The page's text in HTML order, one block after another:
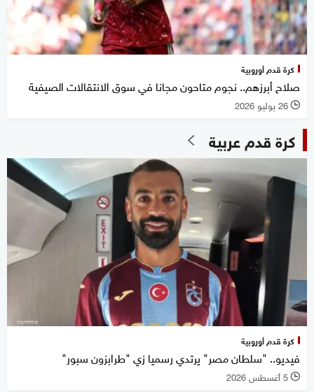
كرة قدم أوروبية
صلاح أبرزهم.. نجوم متاحون مجانا في سوق الانتقالات الصيفية
l 26 يوليو 2026
كرة قدم عربية
كرة قدم أوروبية
فيديو.. "سلطان مصر" يرتدي رسميا زي "طرابزون سبور"
l 5 أغسطس 2026